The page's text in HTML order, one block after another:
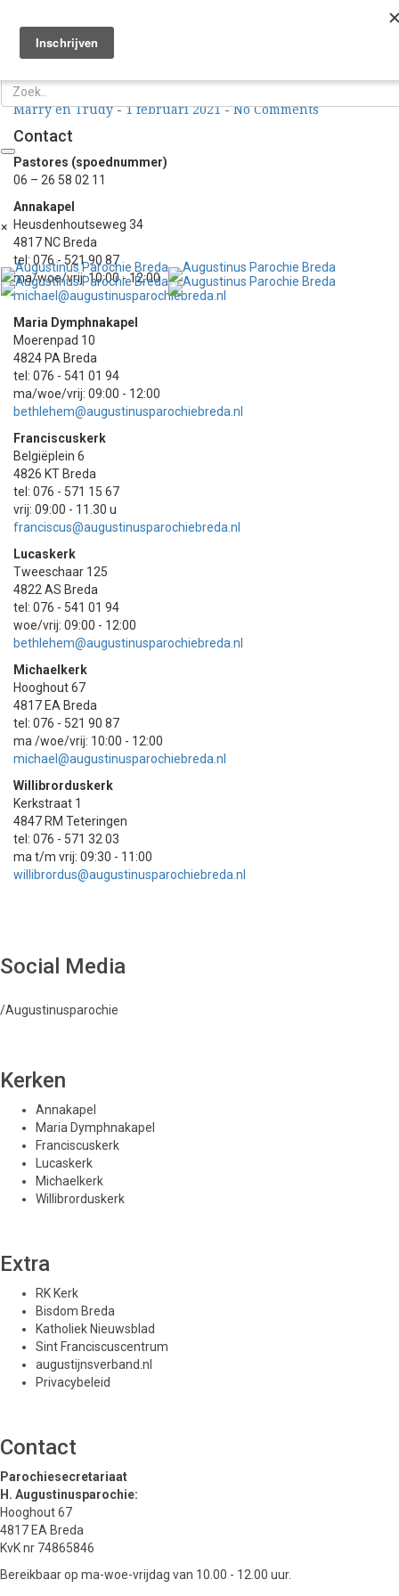
×
Eucharistieviering
Engelstalige viering
Marry en Trudy-1 februari 2021-No Comments
Contact
Pastores (spoednummer)
06 – 26 58 02 11
Annakapel
Heusdenhoutseweg 34
4817 NC Breda
tel: 076 - 521 90 87
ma/woe/vrij: 10:00 - 12:00
michael@augustinusparochiebreda.nl
Maria Dymphnakapel
Moerenpad 10
4824 PA Breda
tel: 076 - 541 01 94
ma/woe/vrij: 09:00 - 12:00
bethlehem@augustinusparochiebreda.nl
Franciscuskerk
Belgiëplein 6
4826 KT Breda
tel: 076 - 571 15 67
vrij: 09:00 - 11.30 u
franciscus@augustinusparochiebreda.nl
Lucaskerk
Tweeschaar 125
4822 AS Breda
tel: 076 - 541 01 94
woe/vrij: 09:00 - 12:00
bethlehem@augustinusparochiebreda.nl
Michaelkerk
Hooghout 67
4817 EA Breda
tel: 076 - 521 90 87
ma /woe/vrij: 10:00 - 12:00
michael@augustinusparochiebreda.nl
Willibrorduskerk
Kerkstraat 1
4847 RM Teteringen
tel: 076 - 571 32 03
ma t/m vrij: 09:30 - 11:00
willibrordus@augustinusparochiebreda.nl
Social Media
/Augustinusparochie
Kerken
Annakapel
Maria Dymphnakapel
Franciscuskerk
Lucaskerk
Michaelkerk
Willibrorduskerk
Extra
RK Kerk
Bisdom Breda
Katholiek Nieuwsblad
Sint Franciscuscentrum
augustijnsverband.nl
Privacybeleid
Contact
Parochiesecretariaat
H. Augustinusparochie:
Hooghout 67
4817 EA Breda
KvK nr 74865846
Bereikbaar op ma-woe-vrijdag van 10.00 - 12.00 uur.